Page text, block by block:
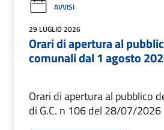
AVVISI
29 LUGLIO 2026
Orari di apertura al
comunali dal 1 agosto
Orari di apertura al pubblico
di G.C. n 106 del 28/07/2026